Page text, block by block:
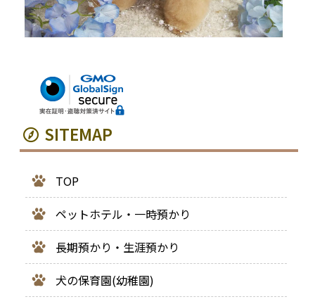
SITEMAP
TOP
ペットホテル・一時預かり
長期預かり・生涯預かり
犬の保育園(幼稚園)